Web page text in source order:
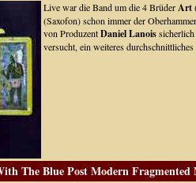
Live war die Band um die 4 BrüderArt
(Saxofon) schon immer der
von ProduzentDaniel Lanois
versucht, ein weiteres
The Blue Post Modern